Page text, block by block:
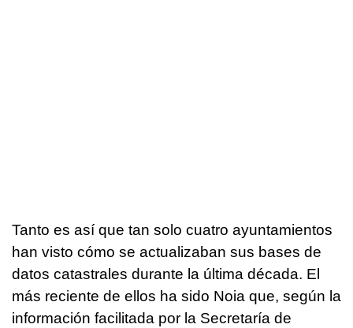
Tanto es así que tan solo cuatro ayuntamientos
han visto cómo se actualizaban sus bases de
datos catastrales durante la última década. El
más reciente de ellos ha sido Noia que, según la
información facilitada por la Secretaría de